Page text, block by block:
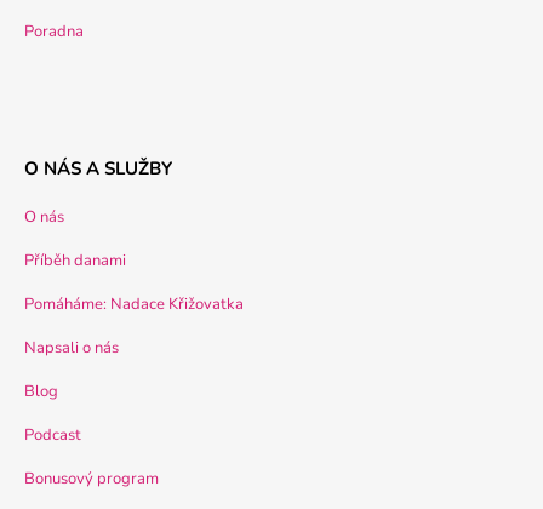
Poradna
O NÁS A SLUŽBY
O nás
Příběh danami
Pomáháme: Nadace Křižovatka
Napsali o nás
Blog
Podcast
Bonusový program